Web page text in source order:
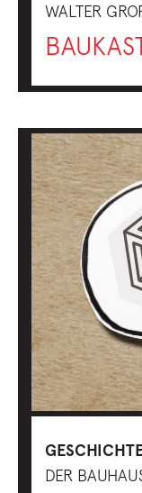
WALTER
DER